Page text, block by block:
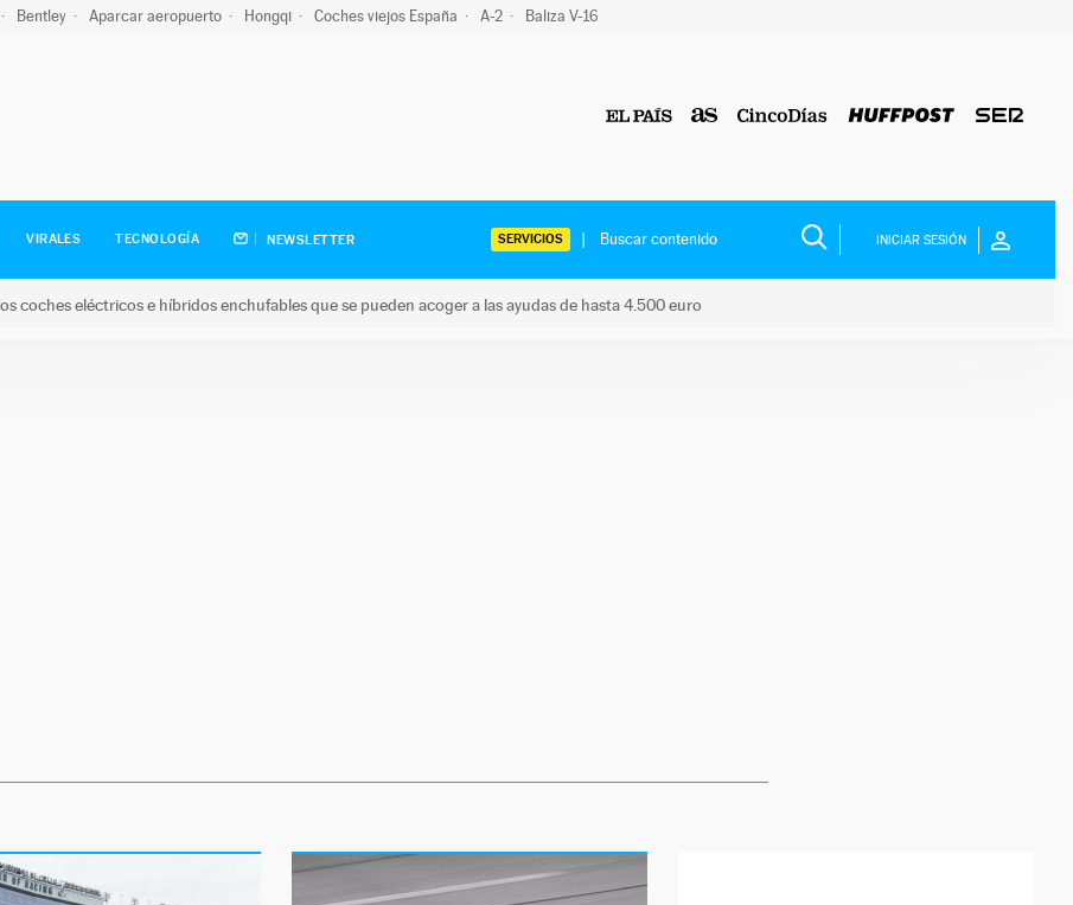
Bentley Aparcar aeropuerto Hongqi Coches viejos España A-2 Baliza V-16
VIRALES TECNOLOGÍA NEWSLETTER SERVICIOS INICIAR SESIÓN
coches eléctricos e híbridos enchufables que se pueden acoger a las ayudas de hasta 4.500 euro